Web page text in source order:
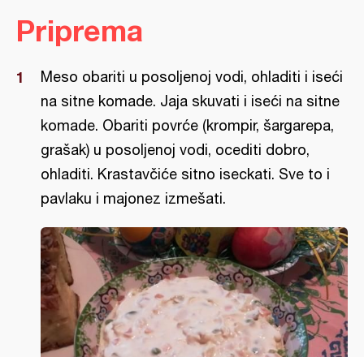
Priprema
Meso obariti u posoljenoj vodi, ohladiti i iseći
na sitne komade. Jaja skuvati i iseći na sitne
komade. Obariti povrće (krompir, šargarepa,
grašak) u posoljenoj vodi, ocediti dobro,
ohladiti. Krastavčiće sitno iseckati. Sve to i
pavlaku i majonez izmešati.